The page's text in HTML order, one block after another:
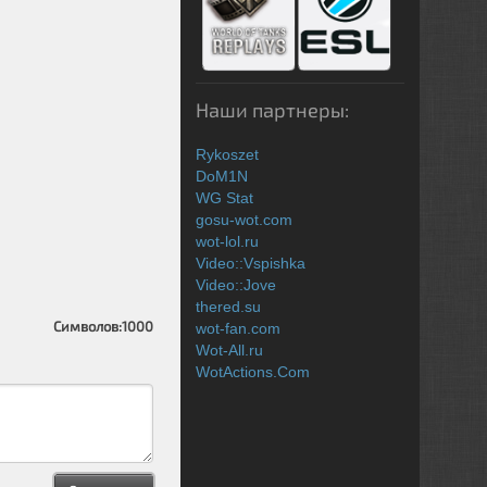
Символов:1000
Наши партнеры:
Rykoszet
DoM1N
WG Stat
gosu-wot.com
wot-lol.ru
Video::Vspishka
Video::Jove
thered.su
wot-fan.com
Wot-All.ru
WotActions.Com